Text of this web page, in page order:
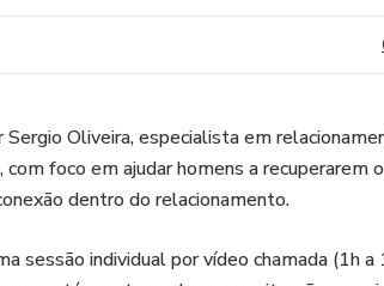
Oliveira, especialista em
foco em ajudar homens a recuperarem
dentro do relacionamento.
sessão individual por vídeo chamada (1h